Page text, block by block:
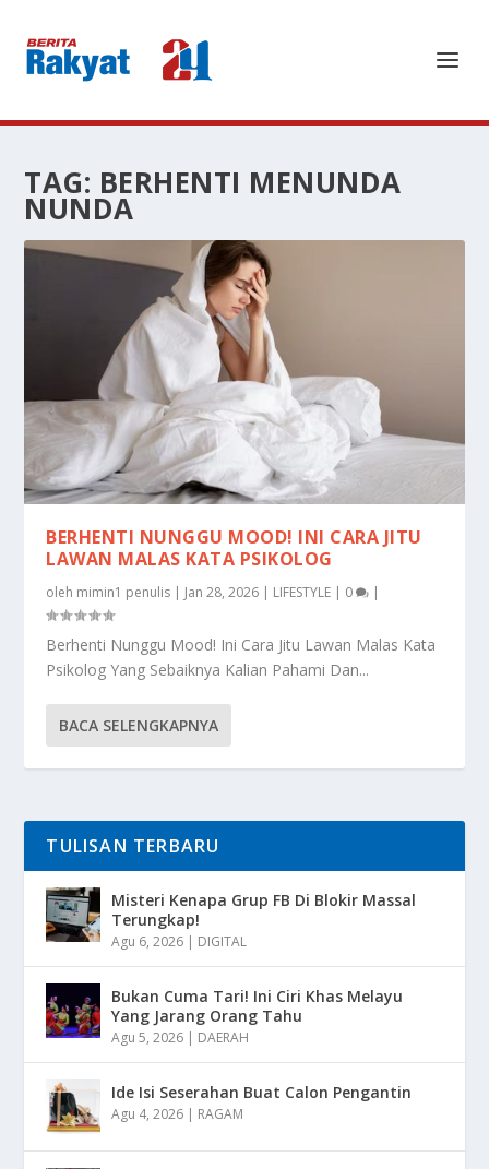
TAG: BERHENTI MENUNDA
NUNDA
BERHENTI NUNGGU MOOD! INI CARA JITU
LAWAN MALAS KATA PSIKOLOG
oleh mimin1 penulis | Jan 28, 2026 | LIFESTYLE | 0 |
Berhenti Nunggu Mood! Ini Cara Jitu Lawan Malas Kata
Psikolog Yang Sebaiknya Kalian Pahami Dan...
BACA SELENGKAPNYA
TULISAN TERBARU
Misteri Kenapa Grup FB Di Blokir Massal
Terungkap!
Agu 6, 2026 | DIGITAL
Bukan Cuma Tari! Ini Ciri Khas Melayu
Yang Jarang Orang Tahu
Agu 5, 2026 | DAERAH
Ide Isi Seserahan Buat Calon Pengantin
Agu 4, 2026 | RAGAM